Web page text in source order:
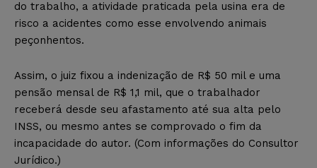
do trabalho, a atividade praticada pela usina era de
risco a acidentes como esse envolvendo animais
peçonhentos.
Assim, o juiz fixou a indenização de R$ 50 mil e uma
pensão mensal de R$ 1,1 mil, que o trabalhador
receberá desde seu afastamento até sua alta pelo
INSS, ou mesmo antes se comprovado o fim da
incapacidade do autor. (Com informações do Consultor
Jurídico.)